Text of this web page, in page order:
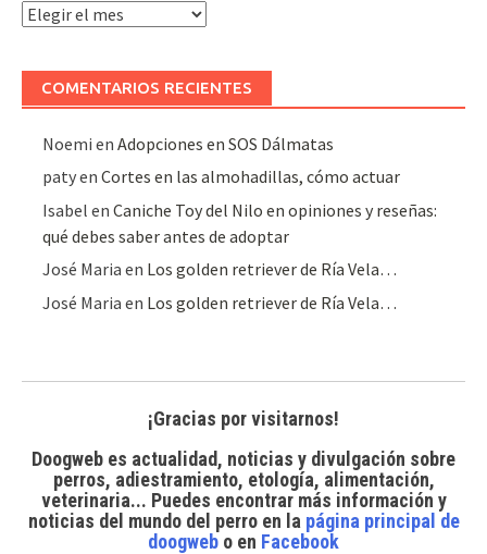
Archivo
COMENTARIOS RECIENTES
Noemi enAdopciones en SOS Dálmatas
patyenCortes en las almohadillas, cómo actuar
Isabel enCaniche Toy del Nilo en opiniones y reseñas:
qué debes saber antes de adoptar
José Maria en Los golden retriever de Ría Vela…
José Maria en Los golden retriever de Ría Vela…
¡Gracias por visitarnos!
Doogweb es actualidad, noticias y divulgación sobre
perros, adiestramiento, etología, alimentación,
veterinaria... Puedes encontrar más información y
noticias del mundo del perroen la página principal de
doogweb o en Facebook